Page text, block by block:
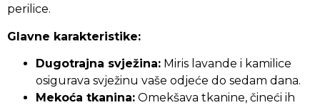
perilice.
Glavne karakteristike:
Dugotrajna svježina: Miris lavande i kamilice
osigurava svježinu vaše odjeće do sedam dana.
Mekoća tkanina: Omekšava tkanine, čineći ih